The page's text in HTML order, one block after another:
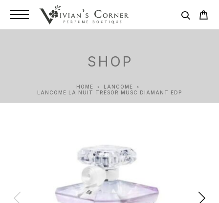
SHOP
HOME
LANCOME
LANCOME LA NUIT TRESOR MUSC DIAMANT EDP